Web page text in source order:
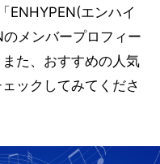
?
バー
デビュー日はいつ?
グループ名の由来
ENHYPEN(エンハイ
メンバープロフィー
た、おすすめの人気
ックしてみてくださ